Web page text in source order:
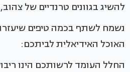
להשיג בגוונים טרנדיים של
נשמח לשתף בכמה טיפים
האוכל האידיאלית לביתכם:
החלל העומד לרשותכם הינו